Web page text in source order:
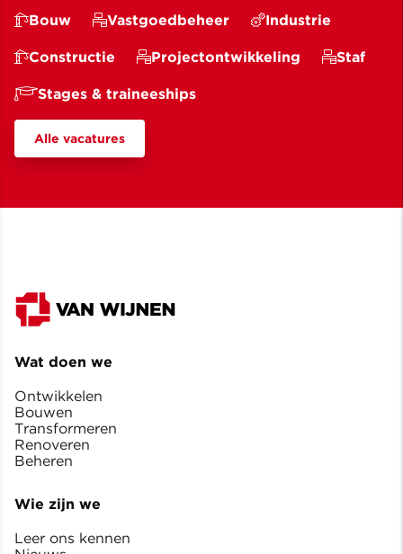
Bouw Vastgoedbeheer Industrie
Constructie Projectontwikkeling Staf
Stages & traineeships
Alle vacatures
Wat doen we
Ontwikkelen
Bouwen
Transformeren
Renoveren
Beheren
Wie zijn we
Leer ons kennen